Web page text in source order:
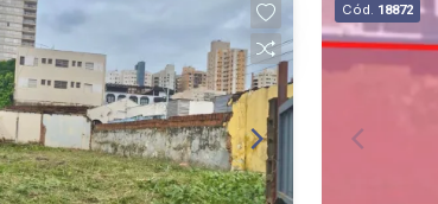
Cód. 18872